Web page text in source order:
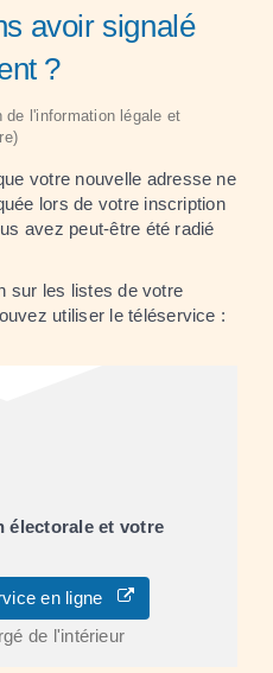
avoir signalé
?
l'information légale et
votre nouvelle adresse ne
lors de votre inscription
avez peut-être été radié
sur les listes de votre
utiliser le téléservice :
électorale et votre
en ligne
de l'intérieur